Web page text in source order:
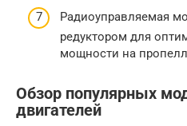
Радиоуправляемая
редуктором для
мощности на
Обзор популярных
двигателей